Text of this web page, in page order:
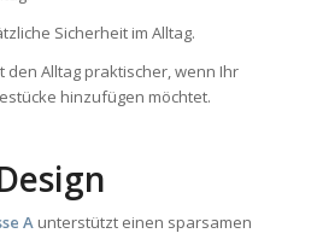
Sicherheit im Alltag.
den Alltag praktischer, wenn Ihr
hinzufügen möchtet.
Aunterstützt einen sparsamen